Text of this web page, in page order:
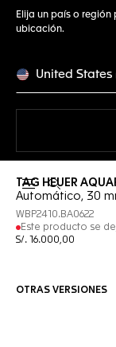
Elija un país o
ubicación.
United States
Abrir el menú
TAG HEUER
Automático, 30
WBP2410.BA0622
Este producto se
S/. 16.000,00
OTRAS VERSIONES